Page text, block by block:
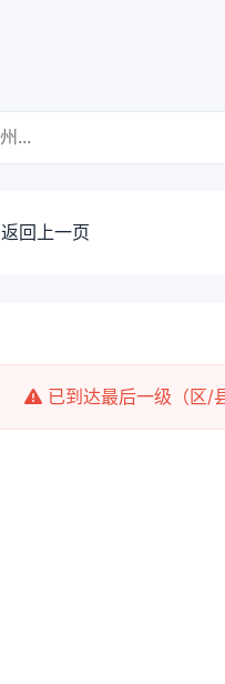
返回上一页
已到达最后一级（区/